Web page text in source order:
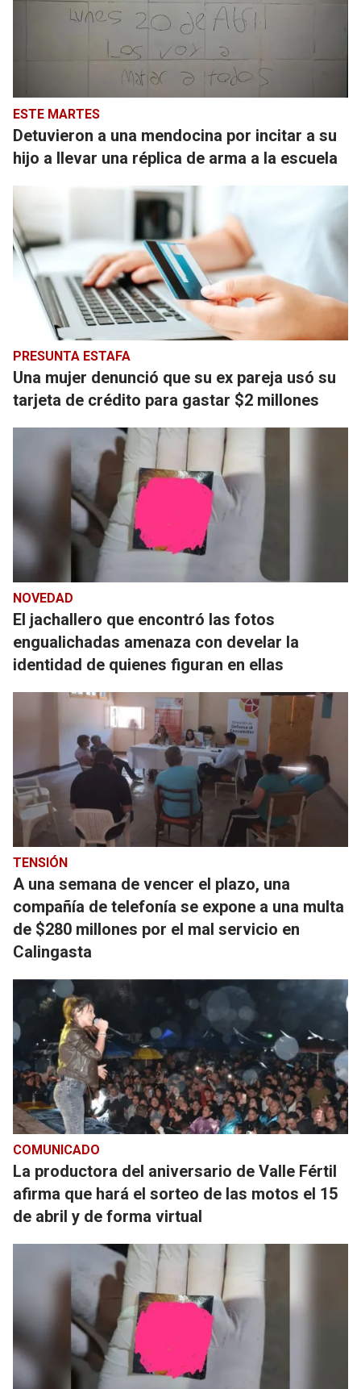
ESTE MARTES
Detuvieron a una mendocina por incitar a su
hijo a llevar una réplica de arma a la escuela
PRESUNTA ESTAFA
Una mujer denunció que su ex pareja usó su
tarjeta de crédito para gastar $2 millones
NOVEDAD
El jachallero que encontró las fotos
engualichadas amenaza con develar la
identidad de quienes figuran en ellas
TENSIÓN
A una semana de vencer el plazo, una
compañía de telefonía se expone a una multa
de $280 millones por el mal servicio en
Calingasta
COMUNICADO
La productora del aniversario de Valle Fértil
afirma que hará el sorteo de las motos el 15
de abril y de forma virtual